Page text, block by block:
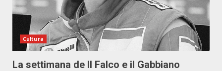
Cultura
La settimana de Il Falco e il Gabbiano